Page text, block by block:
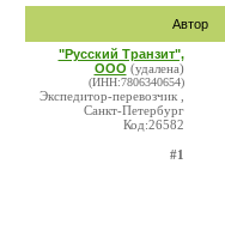
Автор
"Русский Транзит",
ООО (удалена)
(ИНН:7806340654)
Экспедитор-перевозчик ,
Санкт-Петербург
Код:26582
#1